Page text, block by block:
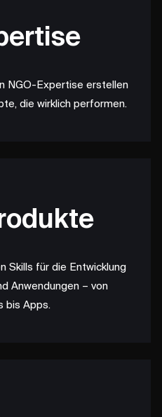
NGO-Expertise erstellen
die wirklich performen.
Skills für die Entwicklung
Anwendungen – von
bis Apps.